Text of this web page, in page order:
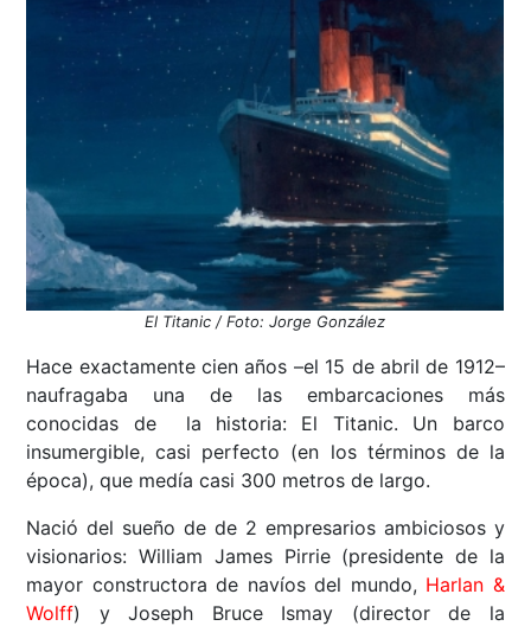
El Titanic / Foto: Jorge González
Hace exactamente cien años –el 15 de abril de 1912–
naufragaba una de las embarcaciones más
conocidas de la historia: El Titanic. Un barco
insumergible, casi perfecto (en los términos de la
época), que medía casi 300 metros de largo.
Nació del sueño de de 2 empresarios ambiciosos y
visionarios: William James Pirrie (presidente de la
mayor constructora de navíos del mundo, Harlan &
Wolff) y Joseph Bruce Ismay (director de la